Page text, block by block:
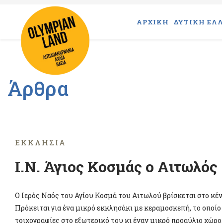
ΑΡΧΙΚΗ ΔΥΤΙΚΗ
Άρθρα
ΕΚΚΛΗΣΊΑ
Ι.Ν. Άγιος Κοσμάς ο Αιτωλός
Ο Ιερός Ναός του Αγίου Κοσμά του Αιτωλού βρίσκεται στο
Πρόκειται για ένα μικρό εκκλησάκι με κεραμοσκεπή, το οποίο
τοιχογραφίες στο εξωτερικό του κι έναν μικρό προαύλιο